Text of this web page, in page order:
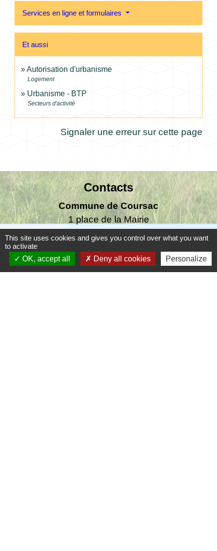
Services en ligne et formulaires
Et aussi
Autorisation d'urbanisme
Logement
Urbanisme - BTP
Secteurs d'activité
Signaler une erreur sur cette page
Contacts
Commune de Coursac
1 place de la Mairie
24430 Coursac - FRANCE
Téléphone pour les urgences uniquement en
This site uses cookies and gives you control over what you want
to activate
OK, accept all
Deny all cookies Personalize